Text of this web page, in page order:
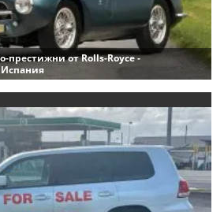
престижни от Rolls-Royce -